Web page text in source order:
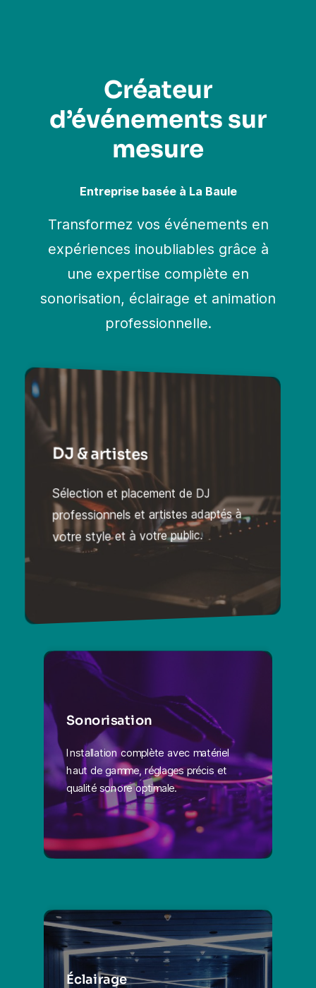
Créateur
d’événements sur
mesure
Entreprise basée à La Baule
Transformez vos événements en
expériences inoubliables grâce à
une expertise complète en
sonorisation, éclairage et animation
professionnelle.
DJ & artistes
Sélection et placement de DJ
professionnels et artistes adaptés à
votre style et à votre public.
Sonorisation
Installation complète avec matériel
haut de gamme, réglages précis et
qualité sonore optimale.
Éclairage